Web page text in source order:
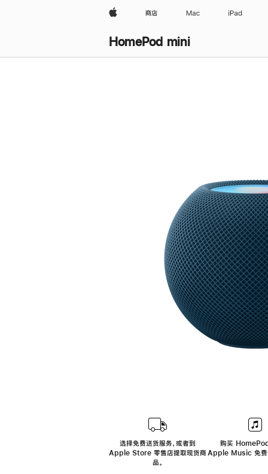
Apple 商店 Mac iPad
HomePod mini
选择免费送货服务，或者到
Apple Store 零售店提取现货商
品。
购买
Apple Music 免费